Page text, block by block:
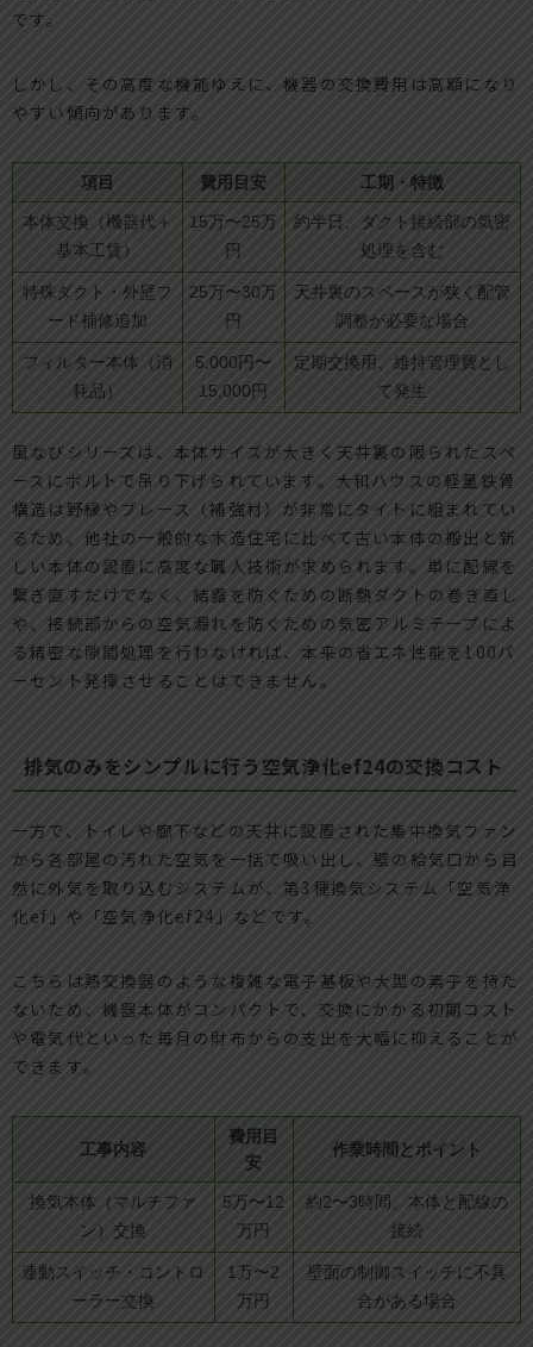
です。
しかし、その高度な機能ゆえに、機器の交換費用は高額になり
やすい傾向があります。
項目 費用目安 工期・特徴
本体交換（機器代＋
基本工賃）
15万〜25万
円
約半日、ダクト接続部の気密
処理を含む
特殊ダクト・外壁フ
ード補修追加
25万〜30万
円
天井裏のスペースが狭く配管
調整が必要な場合
フィルター本体（消
耗品）
5,000円〜
15,000円
定期交換用、維持管理費とし
て発生
風なびシリーズは、本体サイズが大きく天井裏の限られたスペ
ースにボルトで吊り下げられています。大和ハウスの軽量鉄骨
構造は野縁やブレース（補強材）が非常にタイトに組まれてい
るため、他社の一般的な木造住宅に比べて古い本体の搬出と新
しい本体の設置に高度な職人技術が求められます。単に配線を
繋ぎ直すだけでなく、結露を防ぐための断熱ダクトの巻き直し
や、接続部からの空気漏れを防ぐための気密アルミテープによ
る精密な隙間処理を行わなければ、本来の省エネ性能を100パ
ーセント発揮させることはできません。
排気のみをシンプルに行う空気浄化ef24の交換コスト
一方で、トイレや廊下などの天井に設置された集中換気ファン
から各部屋の汚れた空気を一括で吸い出し、壁の給気口から自
然に外気を取り込むシステムが、第3種換気システム「空気浄
化ef」や「空気浄化ef24」などです。
こちらは熱交換器のような複雑な電子基板や大型の素子を持た
ないため、機器本体がコンパクトで、交換にかかる初期コスト
や電気代といった毎月の財布からの支出を大幅に抑えることが
できます。
工事内容
費用目
安
作業時間とポイント
換気本体（マルチファ
ン）交換
5万〜12
万円
約2〜3時間、本体と配線の
接続
連動スイッチ・コントロ
ーラー交換
1万〜2
万円
壁面の制御スイッチに不具
合がある場合